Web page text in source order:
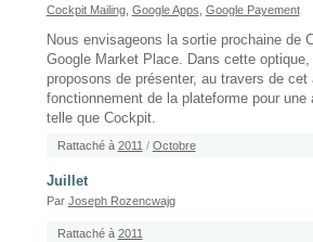
Cockpit Mailing, Google Apps, Google Payement
Nous envisageons la sortie prochaine de
Google Market Place. Dans cette optique,
proposons de présenter, au travers de
fonctionnement de la plateforme pour une
telle que Cockpit.
Rattaché à 2011 / Octobre
Juillet
Par Joseph Rozencwajg
Rattaché à 2011